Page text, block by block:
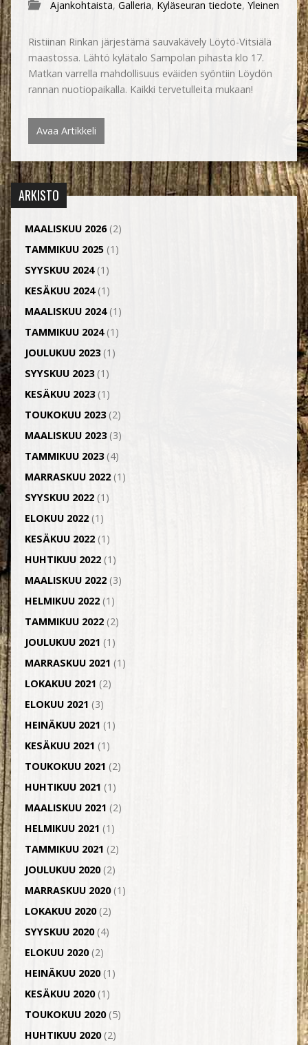
Ajankohtaista, Galleria, Kyläseuran tiedote, Yleinen
Ristiinan Rinkan järjestämä sauvakävely Löytö-Vitsiälä
maastossa. Lähtö kylätalo Sampolan pihasta klo 17.
Matkan varrella mahdollisuus eväiden syöntiin Löydön
rannan nuotiopaikalla. Kaikki tervetulleita mukaan!
Avaa Artikkeli
ARKISTO
MAALISKUU 2026(2)
TAMMIKUU 2025(1)
SYYSKUU 2024(1)
KESÄKUU 2024(1)
MAALISKUU 2024(1)
TAMMIKUU 2024(1)
JOULUKUU 2023(1)
SYYSKUU 2023(1)
KESÄKUU 2023(1)
TOUKOKUU 2023(2)
MAALISKUU 2023(3)
TAMMIKUU 2023(4)
MARRASKUU 2022(1)
SYYSKUU 2022(1)
ELOKUU 2022(1)
KESÄKUU 2022(1)
HUHTIKUU 2022(1)
MAALISKUU 2022(3)
HELMIKUU 2022(1)
TAMMIKUU 2022(2)
JOULUKUU 2021 (1)
MARRASKUU 2021 (1)
LOKAKUU 2021 (2)
ELOKUU 2021 (3)
HEINÄKUU 2021 (1)
KESÄKUU 2021 (1)
TOUKOKUU 2021 (2)
HUHTIKUU 2021 (1)
MAALISKUU 2021 (2)
HELMIKUU 2021 (1)
TAMMIKUU 2021 (2)
JOULUKUU 2020(2)
MARRASKUU 2020(1)
LOKAKUU 2020(2)
SYYSKUU 2020(4)
ELOKUU 2020(2)
HEINÄKUU 2020(1)
KESÄKUU 2020(1)
TOUKOKUU 2020(5)
HUHTIKUU 2020(2)